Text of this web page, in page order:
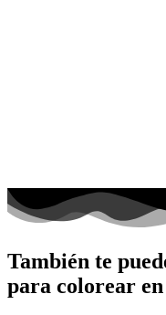
También te
para colorear